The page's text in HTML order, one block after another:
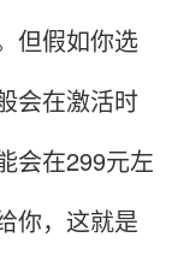
但假如你选
会在激活时
会在299元左
你，这就是